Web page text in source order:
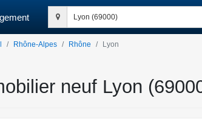
Lyon (69000)
Rhône-Alpes Rhône Lyon
neuf Lyon